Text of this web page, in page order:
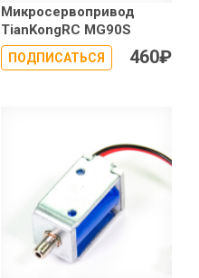
Микросервопривод
TianKongRC MG90S
ПОДПИСАТЬСЯ 460₽